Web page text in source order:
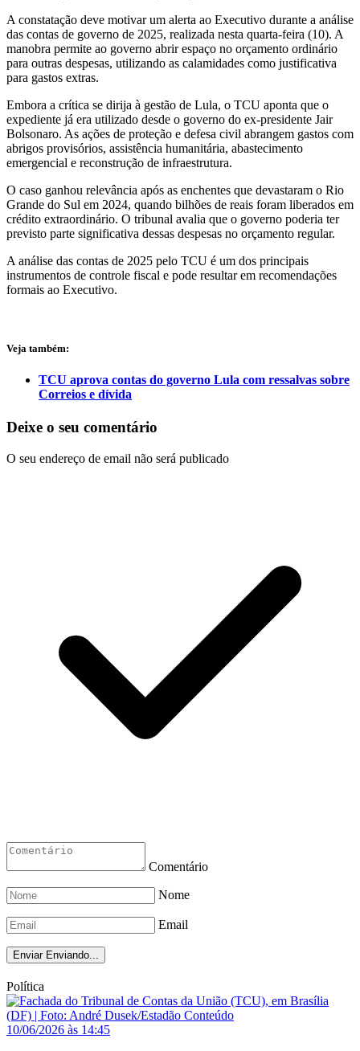
A constatação deve motivar um alerta ao Executivo durante a análise
das contas de governo de 2025, realizada nesta quarta-feira (10). A
manobra permite ao governo abrir espaço no orçamento ordinário
para outras despesas, utilizando as calamidades como justificativa
para gastos extras.
Embora a crítica se dirija à gestão de Lula, o TCU aponta que o
expediente já era utilizado desde o governo do ex-presidente Jair
Bolsonaro. As ações de proteção e defesa civil abrangem gastos com
abrigos provisórios, assistência humanitária, abastecimento
emergencial e reconstrução de infraestrutura.
O caso ganhou relevância após as enchentes que devastaram o Rio
Grande do Sul em 2024, quando bilhões de reais foram liberados em
crédito extraordinário. O tribunal avalia que o governo poderia ter
previsto parte significativa dessas despesas no orçamento regular.
A análise das contas de 2025 pelo TCU é um dos principais
instrumentos de controle fiscal e pode resultar em recomendações
formais ao Executivo.
Veja também:
TCU aprova contas do governo Lula com ressalvas sobre
Correios e dívida
Deixe o seu comentário
O seu endereço de email não será publicado
Comentário
Nome
Email
Enviar Enviando...
Política
10/06/2026 às 14:45